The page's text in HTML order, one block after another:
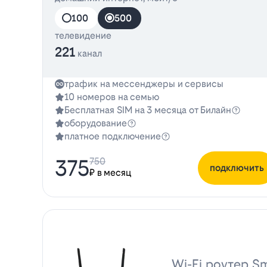
100
500
телевидение
221 канал
трафик на мессенджеры и сервисы
10 номеров на семью
Бесплатная SIM на 3 месяца от Билайн
оборудование
платное подключение
375₽ в месяц
750
подключить